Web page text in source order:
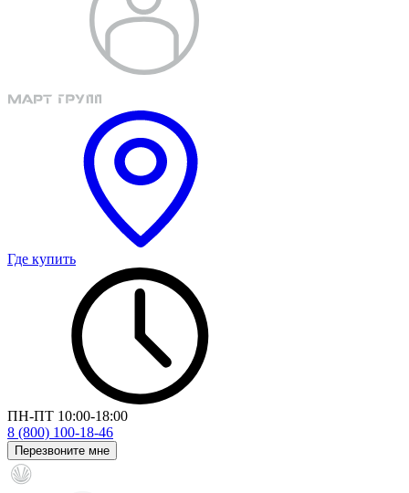
Где купить
ПН-ПТ 10:00-18:00
8 (800) 100-18-46
Перезвоните мне